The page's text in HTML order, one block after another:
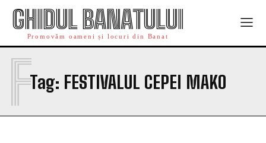
GHIDUL BANATULUI
Promovăm oameni și locuri din Banat
Tag: FESTIVALUL CEPEI MAKO
F